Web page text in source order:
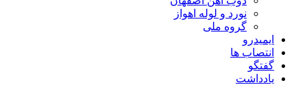
نورد و لوله اهواز
گروه ملی
ایمیدرو
انتصاب ها
گفتگو
یادداشت